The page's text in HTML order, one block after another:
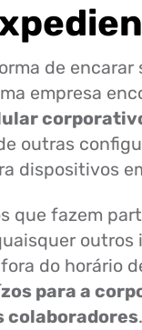
de
empresa
outras
dispositivos
que fazem
outros
do horário
para a
colaboradores